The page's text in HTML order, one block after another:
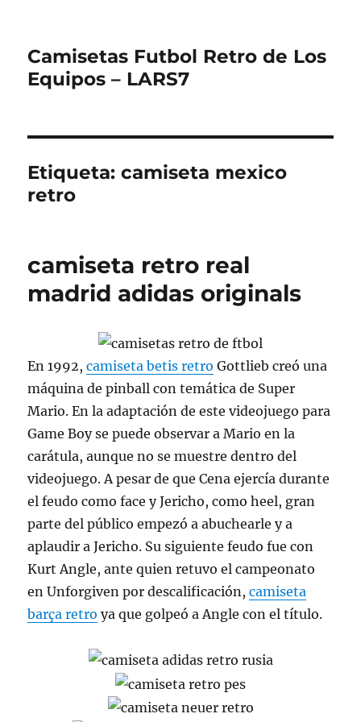
Camisetas Futbol Retro de Los
Equipos – LARS7
Etiqueta:camiseta mexico
retro
camiseta retro real
madrid adidas originals
En 1992,camiseta betis retro Gottlieb creó una
máquina de pinball con temática de Super
Mario. En la adaptación de este videojuego para
Game Boy se puede observar a Mario en la
carátula, aunque no se muestre dentro del
videojuego. A pesar de que Cena ejercía durante
el feudo como face y Jericho, como heel, gran
parte del público empezó a abuchearle y a
aplaudir a Jericho. Su siguiente feudo fue con
Kurt Angle, ante quien retuvo el campeonato
en Unforgiven por descalificación,camiseta
barça retro ya que golpeó a Angle con el título.